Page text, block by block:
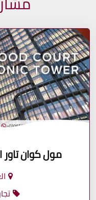
مول كوان تاور